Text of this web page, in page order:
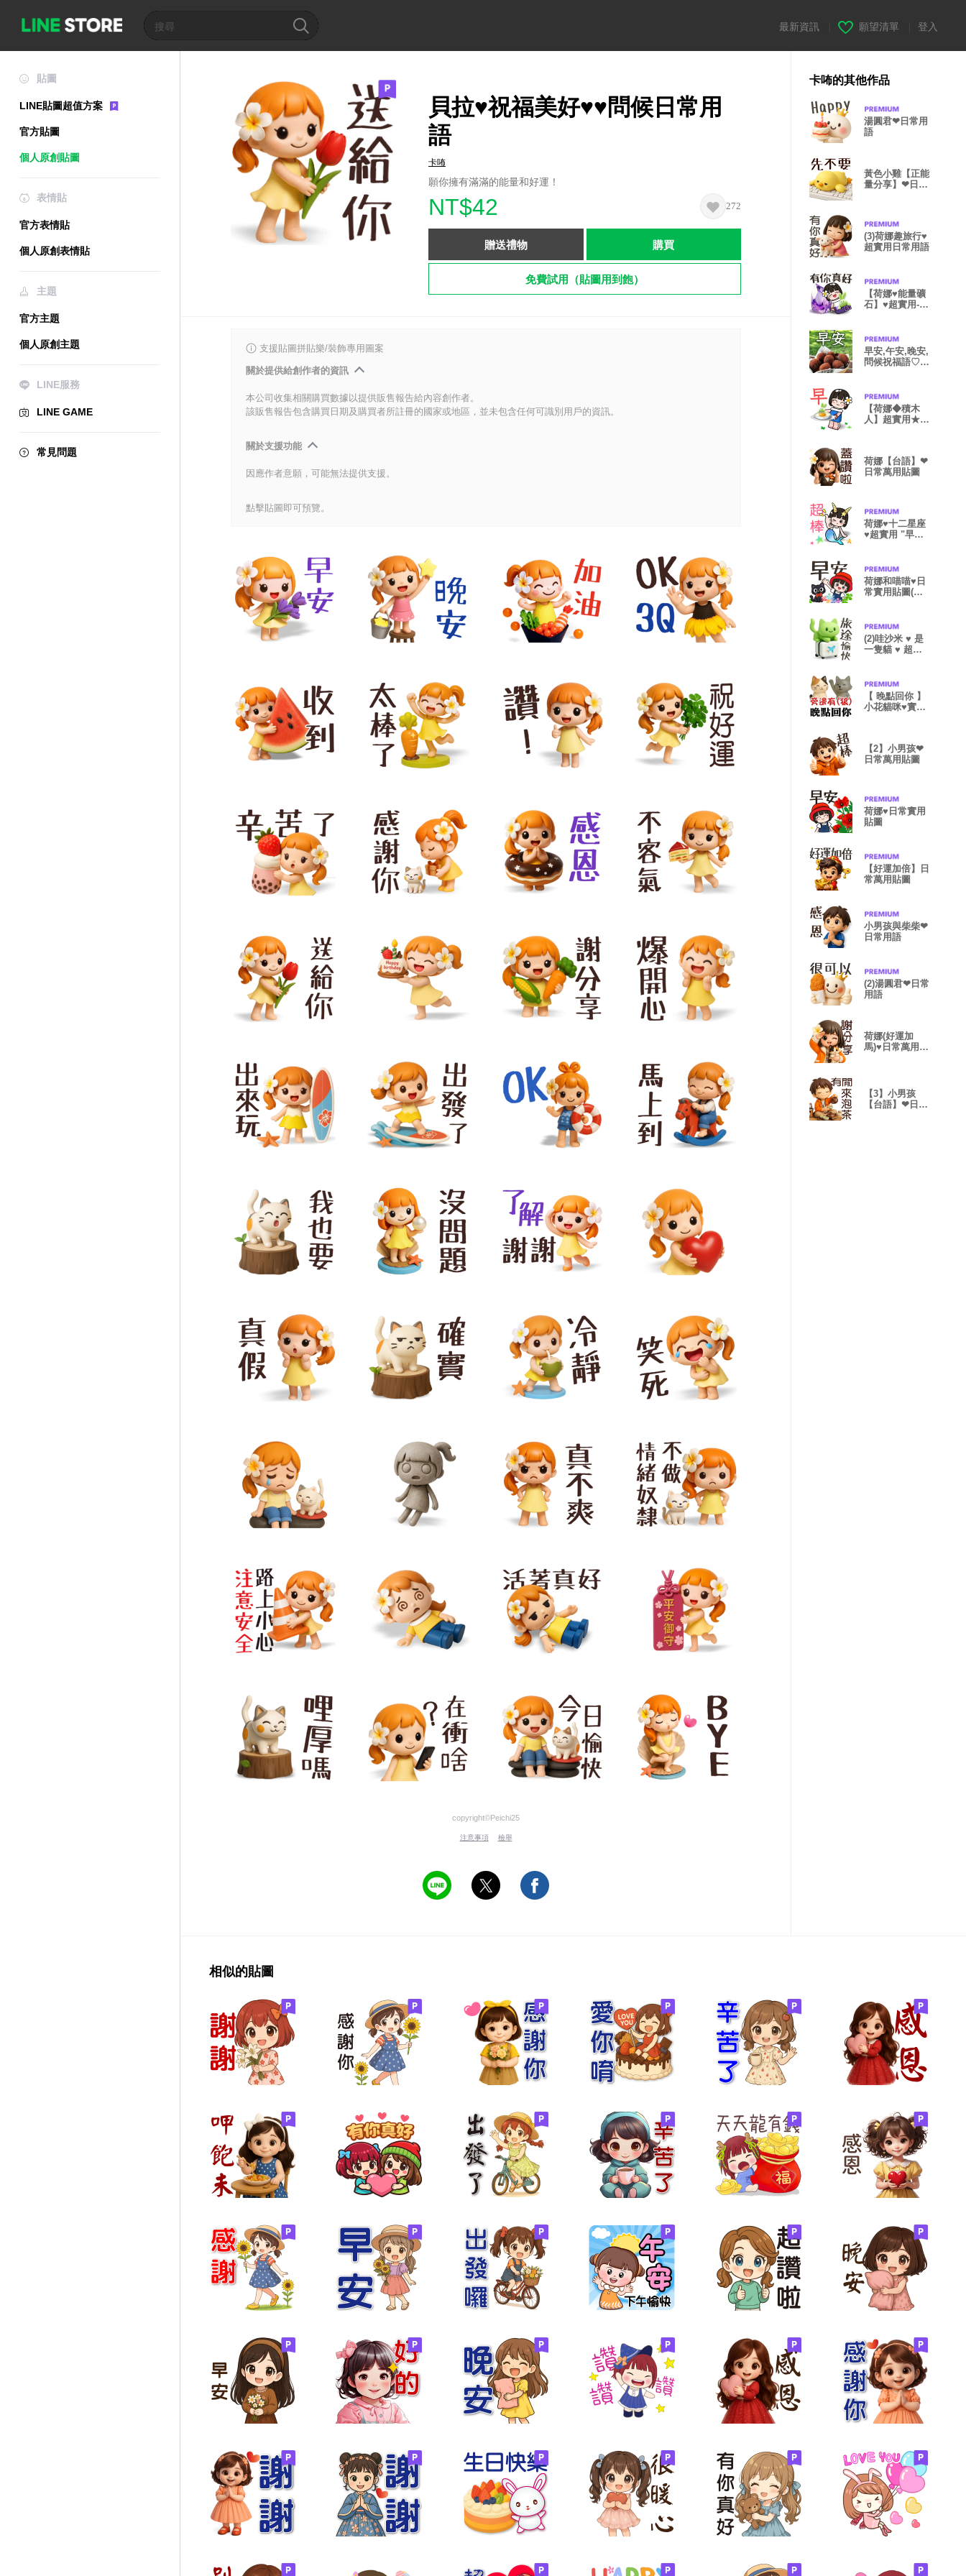
最新資訊 願望清單 登入
貼圖
LINE貼圖超值方案
官方貼圖
個人原創貼圖
表情貼
官方表情貼
個人原創表情貼
主題
官方主題
個人原創主題
LINE服務
LINE GAME
常見問題
貝拉♥祝福美好♥♥問候日常用
語
卡咘
願你擁有滿滿的能量和好運！
NT$42 272
贈送禮物 購買
免費試用（貼圖用到飽）
支援貼圖拼貼樂/裝飾專用圖案
關於提供給創作者的資訊
本公司收集相關購買數據以提供販售報告給內容創作者。
該販售報告包含購買日期及購買者所註冊的國家或地區，並未包含任何可識別用戶的資訊。
關於支援功能
因應作者意願，可能無法提供支援。
點擊貼圖即可預覽。
copyright©Peichi25
注意事項 檢舉
卡咘的其他作品
湯圓君❤日常用
語
黃色小雞【正能
量分享】❤日常
(3)荷娜趣旅行♥
超實用日常用語
【荷娜♥能量礦
石】♥超實用-日
早安,午安,晚安,
問候祝福語♡超
【荷娜◆積木
人】超實用★日
荷娜【台語】❤
日常萬用貼圖
荷娜♥十二星座
♥超實用 "早
荷娜和喵喵♥日
常實用貼圖(大
(2)哇沙米 ♥ 是
一隻貓 ♥ 超實
【 晚點回你 】
小花貓咪♥實用
【2】小男孩❤
日常萬用貼圖
荷娜♥日常實用
貼圖
【好運加倍】日
常萬用貼圖
小男孩與柴柴❤
日常用語
(2)湯圓君❤日常
用語
荷娜(好運加
馬)♥日常萬用貼
【3】小男孩
【台語】❤日常
相似的貼圖